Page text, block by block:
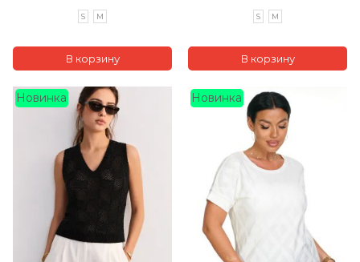
S M S M
Новинка Новинка